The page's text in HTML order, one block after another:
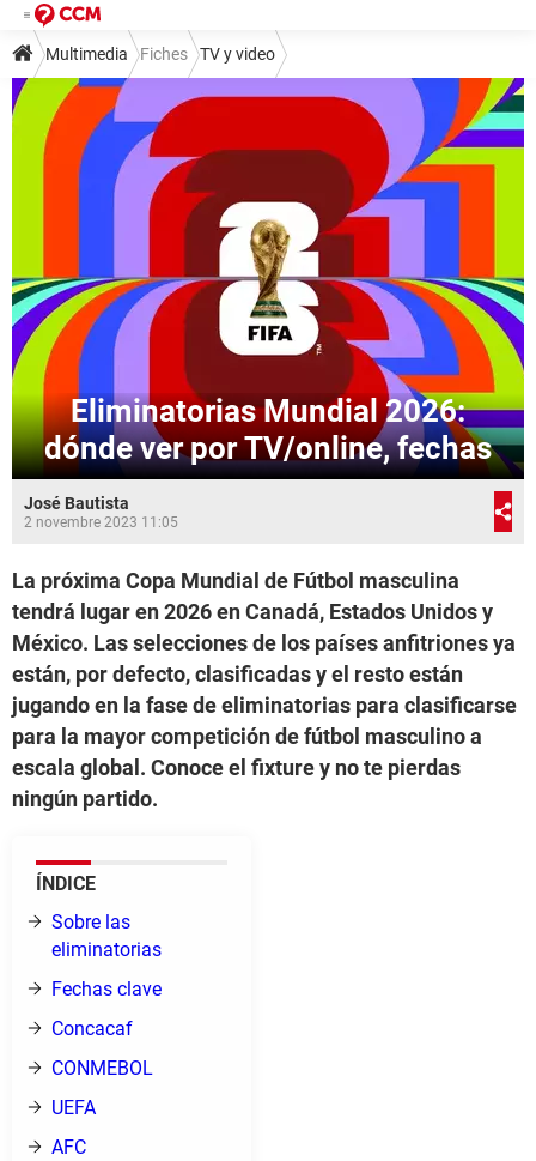
Multimedia Fiches TV y video
Eliminatorias Mundial 2026:
dónde ver por TV/online, fechas
José Bautista
2 novembre 2023 11:05
La próxima Copa Mundial de Fútbol masculina
tendrá lugar en 2026 en Canadá, Estados Unidos y
México. Las selecciones de los países anfitriones ya
están, por defecto, clasificadas y el resto están
jugando en la fase de eliminatorias para clasificarse
para la mayor competición de fútbol masculino a
escala global. Conoce el fixture y no te pierdas
ningún partido.
ÍNDICE
Sobre las
eliminatorias
Fechas clave
Concacaf
CONMEBOL
UEFA
AFC